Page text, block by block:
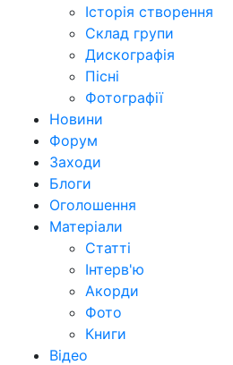
Історія створення
Склад групи
Дискографія
Пісні
Фотографії
Новини
Форум
Заходи
Блоги
Оголошення
Матеріали
Статті
Інтерв'ю
Акорди
Фото
Книги
Відео